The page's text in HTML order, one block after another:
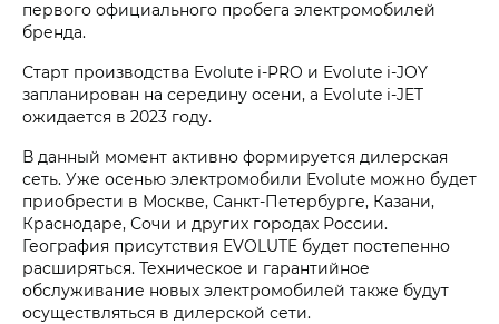
первого официального пробега электромобилей
бренда.
Старт производства Evolute i‑PRO и Evolute i‑JOY
запланирован на середину осени, а Evolute i‑JET
ожидается в 2023 году.
В данный момент активно формируется дилерская
сеть. Уже осенью электромобили Evolute можно будет
приобрести в Москве, Санкт-Петербурге, Казани,
Краснодаре, Сочи и других городах России.
География присутствия EVOLUTE будет постепенно
расширяться. Техническое и гарантийное
обслуживание новых электромобилей также будут
осуществляться в дилерской сети.